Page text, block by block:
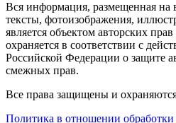
Вся информация, размещенная на
тексты, фотоизображения,
является объектом авторских
охраняется в соответствии с
Российской Федерации о защите
смежных прав.
Все права защищены и
Политика в отношении